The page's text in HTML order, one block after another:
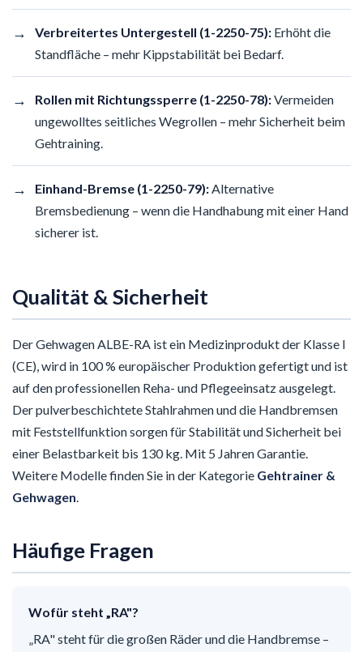
→ Verbreitertes Untergestell (1-2250-75): Erhöht die
Standfläche – mehr Kippstabilität bei Bedarf.
→ Rollen mit Richtungssperre (1-2250-78):Vermeiden
ungewolltes seitliches Wegrollen – mehr Sicherheit beim
Gehtraining.
→ Einhand-Bremse (1-2250-79):Alternative
Bremsbedienung – wenn die Handhabung mit einer Hand
sicherer ist.
Qualität & Sicherheit
Der Gehwagen ALBE-RA ist ein Medizinprodukt der Klasse I
(CE), wird in 100 % europäischer Produktion gefertigt und ist
auf den professionellen Reha- und Pflegeeinsatz ausgelegt.
Der pulverbeschichtete Stahlrahmen und die Handbremsen
mit Feststellfunktion sorgen für Stabilität und Sicherheit bei
einer Belastbarkeit bis 130 kg. Mit 5 Jahren Garantie.
Weitere Modelle finden Sie in der Kategorie Gehtrainer &
Gehwagen.
Häufige Fragen
Wofür steht „RA"?
„RA" steht für die großen Räder und die Handbremse –